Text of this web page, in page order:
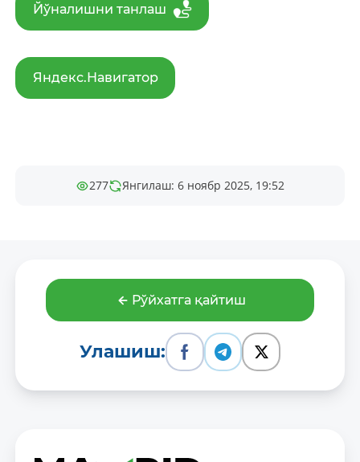
Йўналишни танлаш
Яндекс.Навигатор
277 Янгилаш: 6 ноябр 2025, 19:52
Рўйхатга қайтиш
Улашиш: